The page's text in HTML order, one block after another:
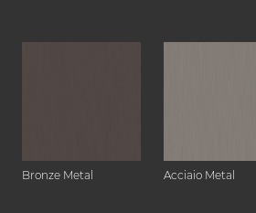
Bronze Metal Acciaio Metal